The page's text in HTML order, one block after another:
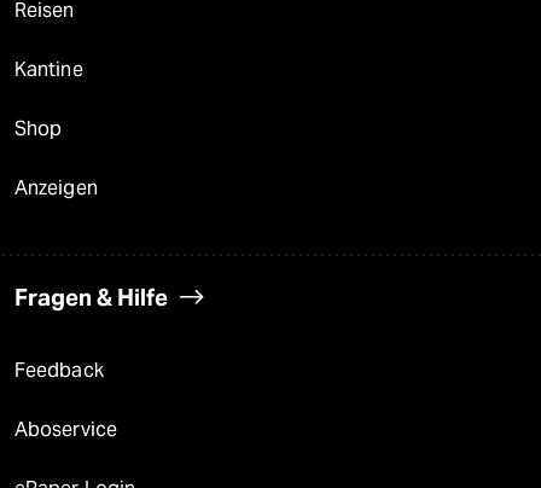
Reisen
Kantine
Shop
Anzeigen
Fragen & Hilfe
Feedback
Aboservice